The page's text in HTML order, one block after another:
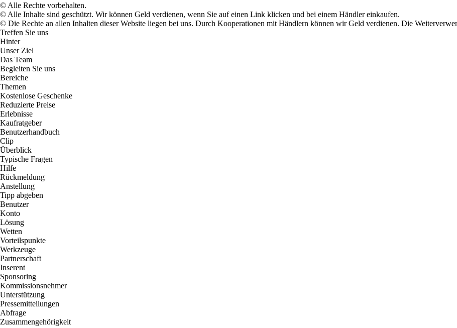
© Alle Rechte vorbehalten.
© Alle Inhalte sind geschützt. Wir können Geld verdienen, wenn Sie auf einen Link klicken und bei einem Händler einkaufen.
© Die Rechte an allen Inhalten dieser Website liegen bei uns. Durch Kooperationen mit Händlern können wir Geld verdienen. Die
Treffen Sie uns
Hinter
Unser Ziel
Das Team
Begleiten Sie uns
Bereiche
Themen
Kostenlose Geschenke
Reduzierte Preise
Erlebnisse
Kaufratgeber
Benutzerhandbuch
Clip
Überblick
Typische Fragen
Hilfe
Rückmeldung
Anstellung
Tipp abgeben
Benutzer
Konto
Lösung
Wetten
Vorteilspunkte
Werkzeuge
Partnerschaft
Inserent
Sponsoring
Kommissionsnehmer
Unterstützung
Pressemitteilungen
Abfrage
Zusammengehörigkeit